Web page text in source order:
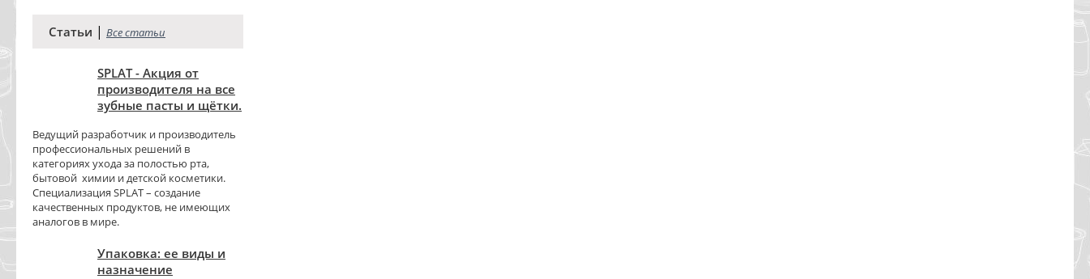
Статьи | Все статьи
SPLAT - Акция от
производителя на все
зубные пасты и щётки.
Ведущий разработчик и производитель
профессиональных решений в
категориях ухода за полостью рта,
бытовой химии и детской косметики.
Специализация SPLAT – создание
качественных продуктов, не имеющих
аналогов в мире.
Упаковка: ее виды и
назначение